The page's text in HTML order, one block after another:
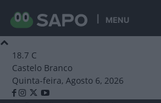
MENU
18.7 C
Castelo Branco
Quinta-feira, Agosto 6, 2026